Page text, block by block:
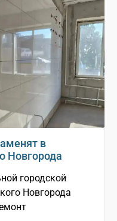
в
Новгорода
городской
Новгорода